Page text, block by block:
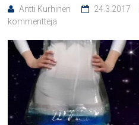
Antti Kurhinen 24.3.2017
kommentteja